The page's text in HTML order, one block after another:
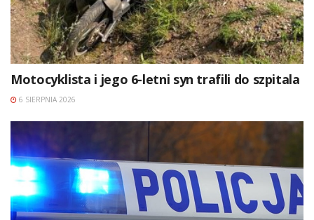
Motocyklista i jego 6-letni syn trafili do szpitala
6 SIERPNIA 2026